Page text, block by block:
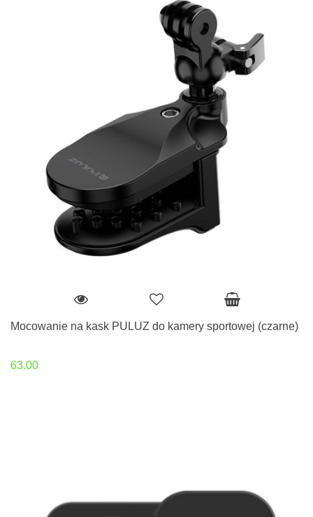
Mocowanie na kask PULUZ do kamery sportowej (czarne)
63.00